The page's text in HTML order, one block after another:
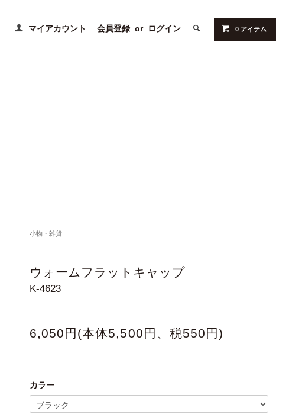
マイアカウント 会員登録 or ログイン 0 アイテム
小物・雑貨
ウォームフラットキャップ
K-4623
6,050円(本体5,500円、税550円)
カラー